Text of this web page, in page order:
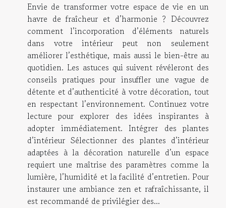
Envie de transformer votre espace de vie en un
havre de fraîcheur et d’harmonie ? Découvrez
comment l’incorporation d’éléments naturels
dans votre intérieur peut non seulement
améliorer l’esthétique, mais aussi le bien-être au
quotidien. Les astuces qui suivent révéleront des
conseils pratiques pour insuffler une vague de
détente et d’authenticité à votre décoration, tout
en respectant l’environnement. Continuez votre
lecture pour explorer des idées inspirantes à
adopter immédiatement. Intégrer des plantes
d’intérieur Sélectionner des plantes d’intérieur
adaptées à la décoration naturelle d’un espace
requiert une maîtrise des paramètres comme la
lumière, l’humidité et la facilité d’entretien. Pour
instaurer une ambiance zen et rafraîchissante, il
est recommandé de privilégier des...